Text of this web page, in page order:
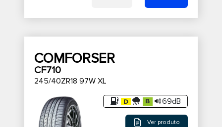
COMFORSER
CF710
245/40ZR18 97W XL
69dB
Ver produto